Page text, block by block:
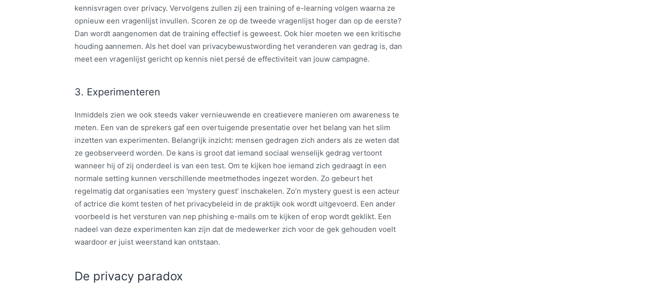
kennisvragen over privacy. Vervolgens zullen zij een training of e-learning volgen waarna ze
opnieuw een vragenlijst invullen. Scoren ze op de tweede vragenlijst hoger dan op de eerste?
Dan wordt aangenomen dat de training effectief is geweest. Ook hier moeten we een kritische
houding aannemen. Als het doel van privacybewustwording het veranderen van gedrag is, dan
meet een vragenlijst gericht op kennis niet persé de effectiviteit van jouw campagne.
3. Experimenteren
Inmiddels zien we ook steeds vaker vernieuwende en creatievere manieren om awareness te
meten. Een van de sprekers gaf een overtuigende presentatie over het belang van het slim
inzetten van experimenten. Belangrijk inzicht: mensen gedragen zich anders als ze weten dat
ze geobserveerd worden. De kans is groot dat iemand sociaal wenselijk gedrag vertoont
wanneer hij of zij onderdeel is van een test. Om te kijken hoe iemand zich gedraagt in een
normale setting kunnen verschillende meetmethodes ingezet worden. Zo gebeurt het
regelmatig dat organisaties een ‘mystery guest’ inschakelen. Zo’n mystery guest is een acteur
of actrice die komt testen of het privacybeleid in de praktijk ook wordt uitgevoerd. Een ander
voorbeeld is het versturen van nep phishing e-mails om te kijken of erop wordt geklikt. Een
nadeel van deze experimenten kan zijn dat de medewerker zich voor de gek gehouden voelt
waardoor er juist weerstand kan ontstaan.
De privacy paradox